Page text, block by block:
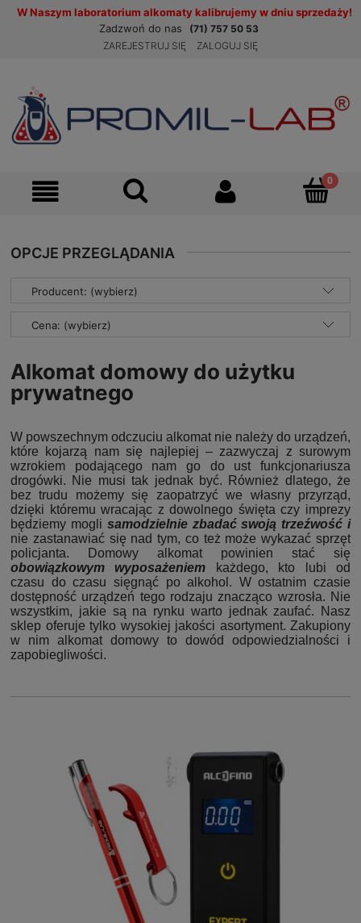
W Naszym laboratorium alkomaty kalibrujemy w dniu sprzedaży!
Zadzwoń do nas
(71) 757 50 53
ZAREJESTRUJ SIĘ
ZALOGUJ SIĘ
OPCJE PRZEGLĄDANIA
Producent: (wybierz)
Cena: (wybierz)
Alkomat domowy do użytku
prywatnego
W powszechnym odczuciu alkomat nie należy do urządzeń,
które kojarzą nam się najlepiej – zazwyczaj z surowym
wzrokiem podającego nam go do ust funkcjonariusza
drogówki. Nie musi tak jednak być. Również dlatego, że
bez trudu możemy się zaopatrzyć we własny przyrząd,
dzięki któremu wracając z dowolnego święta czy imprezy
będziemy mogli samodzielnie zbadać swoją trzeźwość i
nie zastanawiać się nad tym, co też może wykazać sprzęt
policjanta. Domowy alkomat powinien stać się
obowiązkowym wyposażeniem każdego, kto lubi od
czasu do czasu sięgnąć po alkohol. W ostatnim czasie
dostępność urządzeń tego rodzaju znacząco wzrosła. Nie
wszystkim, jakie są na rynku warto jednak zaufać. Nasz
sklep oferuje tylko wysokiej jakości asortyment. Zakupiony
w nim alkomat domowy to dowód odpowiedzialności i
zapobiegliwości.